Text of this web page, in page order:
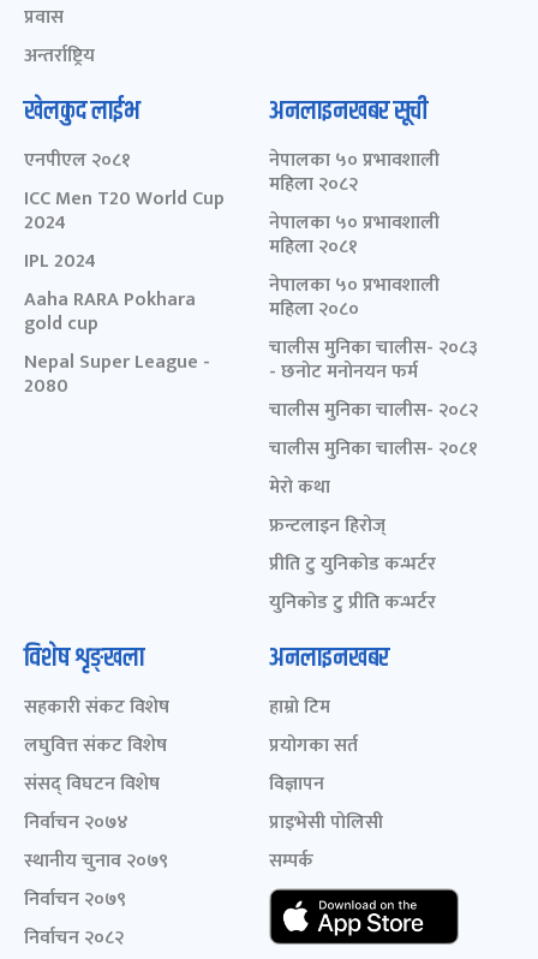
प्रवास
अन्तर्राष्ट्रिय
खेलकुद लाईभ
एनपीएल २०८१
ICC Men T20 World Cup
2024
IPL 2024
Aaha RARA Pokhara
gold cup
Nepal Super League -
2080
अनलाइनखबर सूची
नेपालका ५० प्रभावशाली
महिला २०८२
नेपालका ५० प्रभावशाली
महिला २०८१
नेपालका ५० प्रभावशाली
महिला २०८०
चालीस मुनिका चालीस- २०८३
- छनोट मनोनयन फर्म
चालीस मुनिका चालीस- २०८२
चालीस मुनिका चालीस- २०८१
मेरो कथा
फ्रन्टलाइन हिरोज्
प्रीति टु युनिकोड कन्भर्टर
युनिकोड टु प्रीति कन्भर्टर
विशेष शृङ्खला
सहकारी संकट विशेष
लघुवित्त संकट विशेष
संसद् विघटन विशेष
निर्वाचन २०७४
स्थानीय चुनाव २०७९
निर्वाचन २०७९
निर्वाचन २०८२
अनलाइनखबर
हाम्रो टिम
प्रयोगका सर्त
विज्ञापन
प्राइभेसी पोलिसी
सम्पर्क